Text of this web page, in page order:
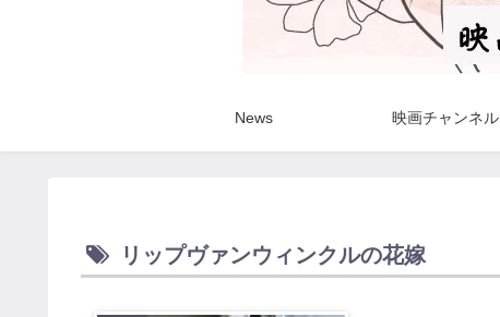
News 映画チャンネル
リップヴァンウィンクルの花嫁